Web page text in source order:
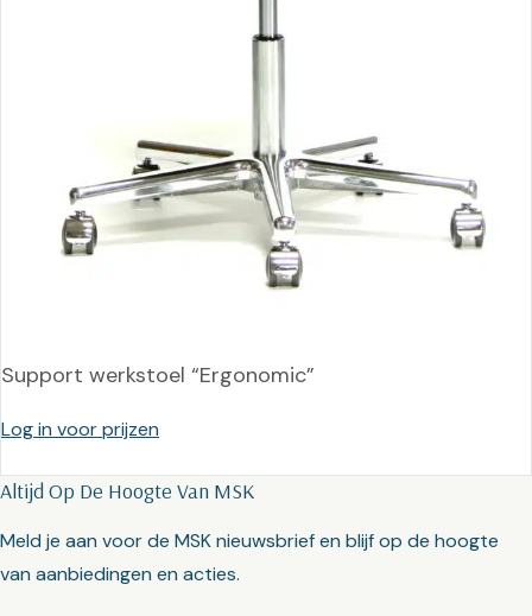
Support werkstoel “Ergonomic”
Log in voor prijzen
Altijd Op De Hoogte Van MSK
Meld je aan voor de MSK nieuwsbrief en blijf op de hoogte
van aanbiedingen en acties.